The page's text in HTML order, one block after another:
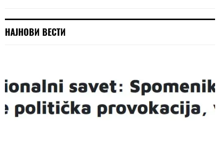
НАЈНОВИ ВЕСТИ